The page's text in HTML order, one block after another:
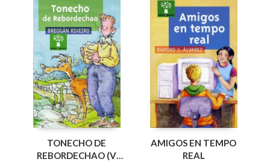
TONECHO DE
REBORDECHAO (V
AMIGOS EN TEMPO
REAL